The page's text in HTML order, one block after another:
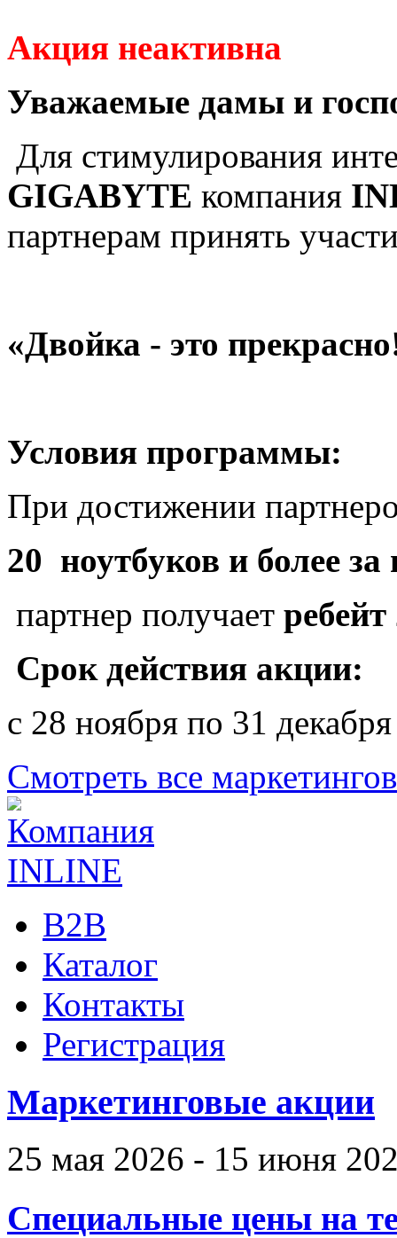
Акция неактивна
Уважаемые дамы и
Для стимулирования
GIGABYTE компания
партнерам принять
«Двойка - это
Условия программы:
При достижении
20 ноутбуков и более
партнер получает
Срок действия акции:
с 28 ноября по 31 декабря
Смотреть все
B2B
Каталог
Контакты
Регистрация
Маркетинговые акции
25 мая 2026 - 15 июня
Специальные цены на